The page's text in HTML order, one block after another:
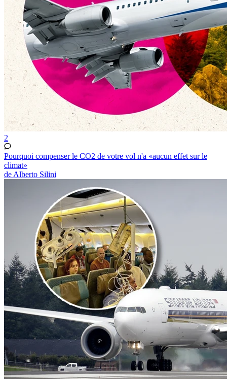
2
Pourquoi compenser le CO2 de votre vol n'a «aucun effet sur le
climat»
de Alberto Silini